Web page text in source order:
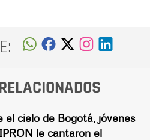
el cielo de Bogotá, jóvenes
le cantaron el